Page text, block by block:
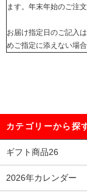
ます。年末年始のご注
お届け指定日のご記入
めご指定に添えない場合
カテゴリーから探
ギフト商品26
2026年カレンダー